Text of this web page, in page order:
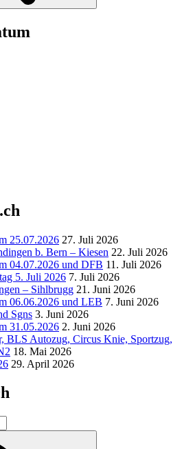
25.07.2026 27. Juli 2026
b. Bern – Kiesen 22. Juli 2026
04.07.2026 und DFB 11. Juli 2026
5. Juli 2026 7. Juli 2026
– Sihlbrugg 21. Juni 2026
06.06.2026 und LEB 7. Juni 2026
Sgns 3. Juni 2026
31.05.2026 2. Juni 2026
BLS Autozug, Circus Knie, Sportzug,
18. Mai 2026
29. April 2026